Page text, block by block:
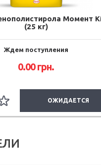
Момент
(25 кг)
поступления
0.00 грн.
ОЖИДАЕТСЯ